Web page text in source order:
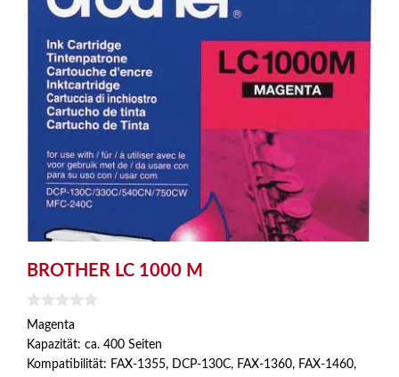
BROTHER LC 1000 M
0
v
o
n
Magenta
Kapazität: ca. 400 Seiten
Kompatibilität: FAX-1355, DCP-130C, FAX-1360, FAX-1460,